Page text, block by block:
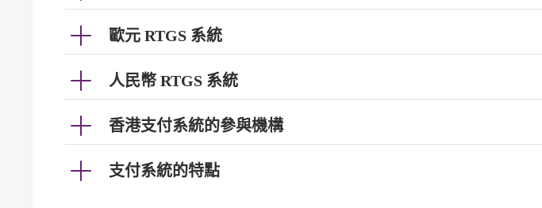
歐元 RTGS 系統
人民幣 RTGS 系統
香港支付系統的參與機構
支付系統的特點